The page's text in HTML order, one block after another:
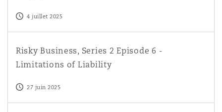
4 juillet 2025
Risky Business, Series 2 Episode 6 -
Limitations of Liability
27 juin 2025